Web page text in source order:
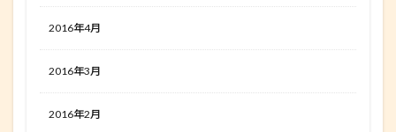
2016年4月
2016年3月
2016年2月